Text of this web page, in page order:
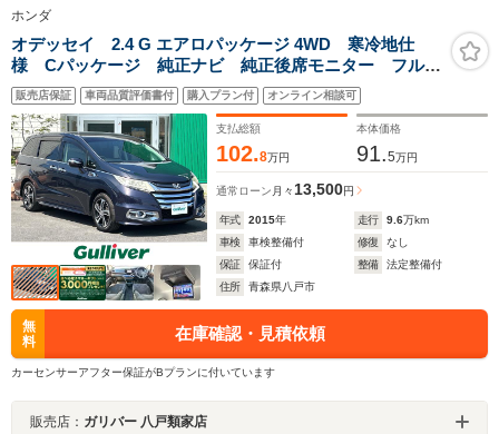
ートキー ETC クル
コン 純正16インチ
アルミ 車線逸脱警
報 Bluetooth
ト オートマ コーナ
ーセンサー アイドリ
ングストップ
ETC 禁煙車
ホンダ
オデッセイ 2.4 G エアロパッケージ 4WD 寒冷地仕
様 Cパッケージ 純正ナビ 純正後席モニター フルセ
グ Bカメラ 両側電動ドドア クルーズコントロール
ビルトインETC 社外エンスタ LEDライト フォグ
純正17AW 夏冬タイヤ
販売店保証 車両品質評価書付 購入プラン付 オンライン相談可
支払総額
102.8万円
本体価格
91.5万円
通常ローン 月々 13,500円
年式 2015年 走行 9.6万km
車検
車検整備付 修復
なし
保証
保証付 整備
法定整備付
住所
青森県八戸市
無
料
在庫確認・見積依頼
カーセンサーアフター保証がBプランに付いています
販売店： ガリバー 八戸類家店